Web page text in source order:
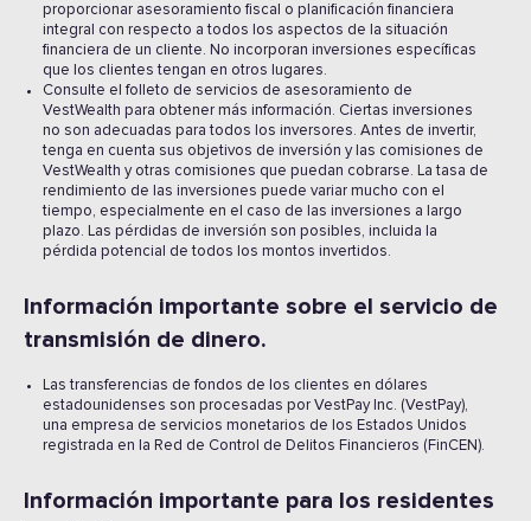
proporcionar asesoramiento fiscal o planificación financiera
integral con respecto a todos los aspectos de la situación
financiera de un cliente. No incorporan inversiones específicas
que los clientes tengan en otros lugares.
Consulte el folleto de servicios de asesoramiento de
VestWealth para obtener más información. Ciertas inversiones
no son adecuadas para todos los inversores. Antes de invertir,
tenga en cuenta sus objetivos de inversión y las comisiones de
VestWealth y otras comisiones que puedan cobrarse. La tasa de
rendimiento de las inversiones puede variar mucho con el
tiempo, especialmente en el caso de las inversiones a largo
plazo. Las pérdidas de inversión son posibles, incluida la
pérdida potencial de todos los montos invertidos.
Información importante sobre el servicio de
transmisión de dinero.
Las transferencias de fondos de los clientes en dólares
estadounidenses son procesadas por VestPay Inc. (VestPay),
una empresa de servicios monetarios de los Estados Unidos
registrada en la Red de Control de Delitos Financieros (FinCEN).
Información importante para los residentes